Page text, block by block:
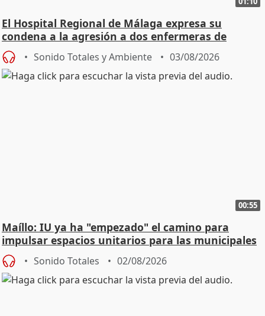
El Hospital Regional de Málaga expresa su
condena a la agresión a dos enfermeras de
Urgencias
Sonido Totales y Ambiente 03/08/2026
00:55
Maíllo: IU ya ha "empezado" el camino para
impulsar espacios unitarios para las municipales
Sonido Totales 02/08/2026